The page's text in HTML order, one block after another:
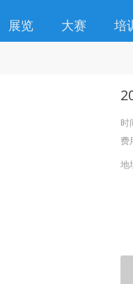
展览 大赛 培
时
费
地